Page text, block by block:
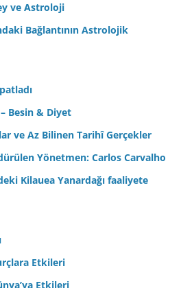
ve Astroloji
Bağlantının Astrolojik
Besin & Diyet
ve Az Bilinen Tarihî Gerçekler
Yönetmen: Carlos Carvalho
Kilauea Yanardağı faaliyete
Etkileri
Etkileri